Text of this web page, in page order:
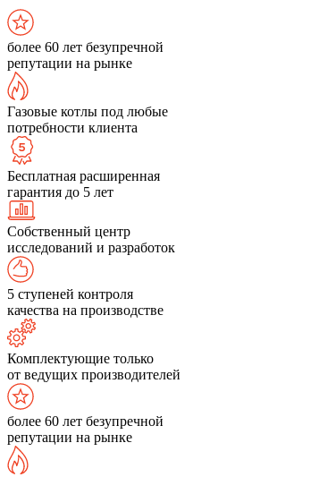
более 60 лет безупречной
репутации на рынке
Газовые котлы под любые
потребности клиента
Бесплатная расширенная
гарантия до 5 лет
Собственный центр
исследований и разработок
5 ступеней контроля
качества на производстве
Комплектующие только
от ведущих производителей
более 60 лет безупречной
репутации на рынке